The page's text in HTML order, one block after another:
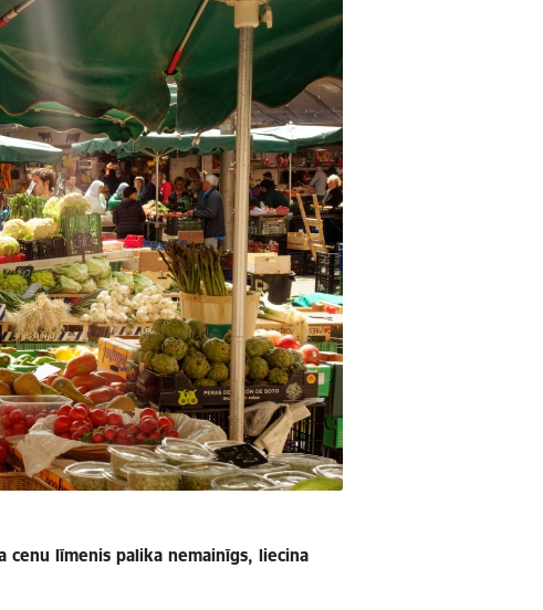
līmenis palika nemainīgs, liecina